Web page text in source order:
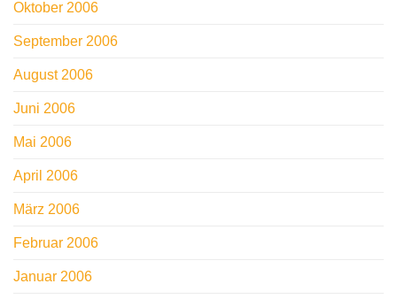
Oktober 2006
September 2006
August 2006
Juni 2006
Mai 2006
April 2006
März 2006
Februar 2006
Januar 2006